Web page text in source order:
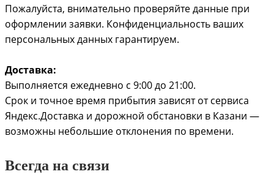
Пожалуйста, внимательно проверяйте данные при
оформлении заявки. Конфиденциальность ваших
персональных данных гарантируем.
Доставка:
Выполняется ежедневно с 9:00 до 21:00.
Срок и точное время прибытия зависят от сервиса
Яндекс.Доставка и дорожной обстановки в Казани —
возможны небольшие отклонения по времени.
Всегда на связи